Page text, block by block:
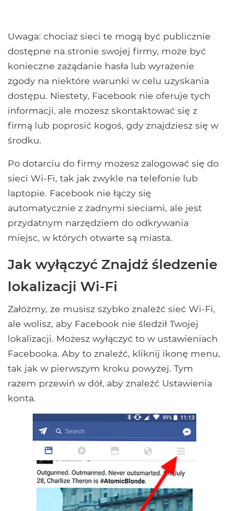
Uwaga: chociaż sieci te mogą być publicznie
dostępne na stronie swojej firmy, może być
konieczne zażądanie hasła lub wyrażenie
zgody na niektóre warunki w celu uzyskania
dostępu. Niestety, Facebook nie oferuje tych
informacji, ale możesz skontaktować się z
firmą lub poprosić kogoś, gdy znajdziesz się w
środku.
Po dotarciu do firmy możesz zalogować się do
sieci Wi-Fi, tak jak zwykle na telefonie lub
laptopie. Facebook nie łączy się
automatycznie z żadnymi sieciami, ale jest
przydatnym narzędziem do odkrywania
miejsc, w których otwarte są miasta.
Jak wyłączyć Znajdź śledzenie
lokalizacji Wi-Fi
Załóżmy, że musisz szybko znaleźć sieć Wi-Fi,
ale wolisz, aby Facebook nie śledził Twojej
lokalizacji. Możesz wyłączyć to w ustawieniach
Facebooka. Aby to znaleźć, kliknij ikonę menu,
tak jak w pierwszym kroku powyżej. Tym
razem przewiń w dół, aby znaleźć Ustawienia
konta.